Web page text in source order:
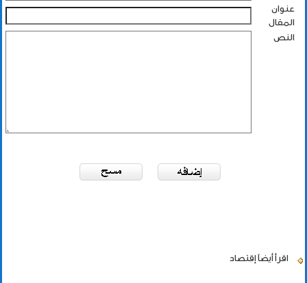
عنوان
المقال
النص
اقرأ أيضاً إقتصاد